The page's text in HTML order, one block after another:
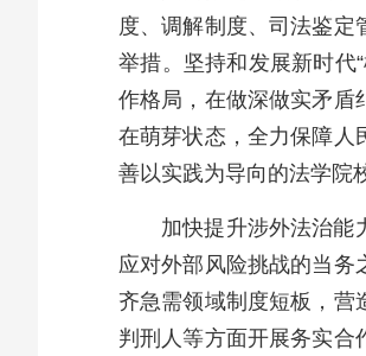
度、调解制度、司法鉴
举措。坚持和发展新时代
作格局，在做深做实矛盾
在萌芽状态，全力保障人
善以实践为导向的法学院
加快提升涉外法治能
应对外部风险挑战的当务
齐急需领域制度短板，营
判刑人等方面开展务实合